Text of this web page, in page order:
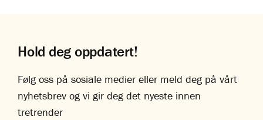
Hold deg oppdatert!
Følg oss på sosiale medier eller meld deg på vårt
nyhetsbrev og vi gir deg det nyeste innen
tretrender